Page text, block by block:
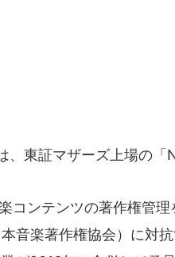
、東証マザーズ上場の「
コンテンツの著作権管
本音楽著作権協会）に対